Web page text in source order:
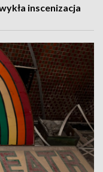
inscenizacja